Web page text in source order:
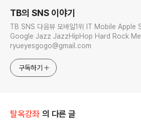
TB의 SNS 이야기
TB SNS 다음뷰 모바일1위 IT Mobile Apple
Google Jazz JazzHipHop Hard Rock
ryueyesgogo@gmail.com
구독하기
탈옥강좌 의 다른 글